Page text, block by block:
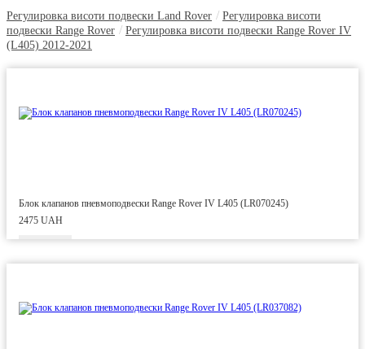
Регулировка висоти подвески Land Rover / Регулировка висоти
подвески Range Rover / Регулировка висоти подвески Range Rover IV
(L405) 2012-2021
Блок клапанов пневмоподвески Range Rover IV L405 (LR070245)
2475 UAH